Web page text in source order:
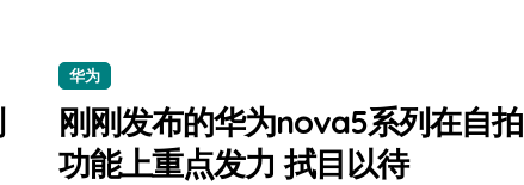
华为
刚刚发布的华为nova5系列在自拍
功能上重点发力 拭目以待